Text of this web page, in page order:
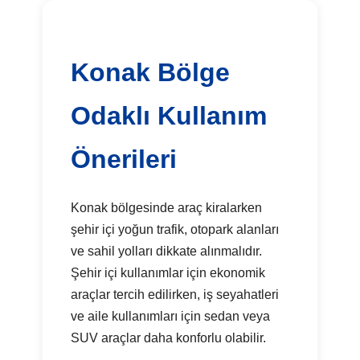
Konak Bölge
Odaklı Kullanım
Önerileri
Konak bölgesinde araç kiralarken
şehir içi yoğun trafik, otopark alanları
ve sahil yolları dikkate alınmalıdır.
Şehir içi kullanımlar için ekonomik
araçlar tercih edilirken, iş seyahatleri
ve aile kullanımları için sedan veya
SUV araçlar daha konforlu olabilir.